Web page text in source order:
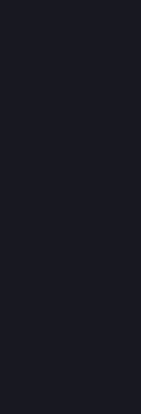
que l'on
à chaque
va faire la
mais aussi